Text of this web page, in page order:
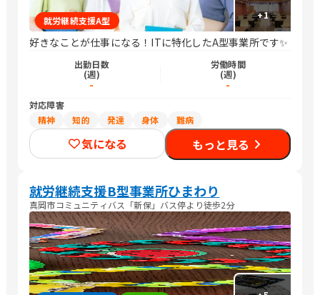
+1
就労継続支援A型
好きなことが仕事になる！ITに特化したA型事業所です✨
出勤日数
(週)
-
労働時間
(週)
-
対応障害
精神
知的 発達 身体 難病
気になる もっと見る
就労継続支援B型事業所ひまわり
真岡市コミュニティバス「新保」バス停より徒歩2分